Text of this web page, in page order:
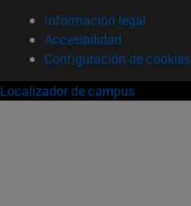
Información legal
Accesibilidad
Configuración de cookies
Localizador de campus